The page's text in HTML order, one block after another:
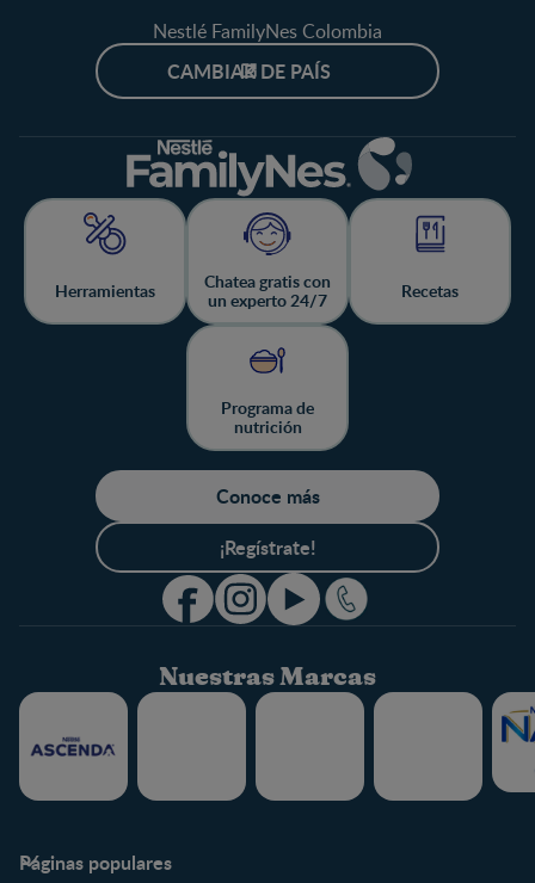
Nestlé FamilyNes Colombia
CAMBIAR DE PAÍS
Herramientas
Chatea gratis con
un experto 24/7
Recetas
Programa de
nutrición
Conoce más
¡Regístrate!
Nuestras Marcas
Páginas populares